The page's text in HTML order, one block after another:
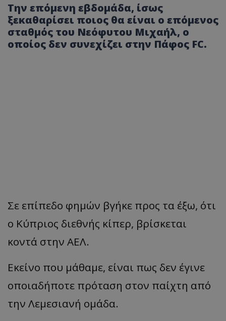
Την επόμενη εβδομάδα, ίσως
ξεκαθαρίσει ποιος θα είναι ο επόμενος
σταθμός του Νεόφυτου Μιχαήλ, ο
οποίος δεν συνεχίζει στην Πάφος FC.
Σε επίπεδο φημών βγήκε προς τα έξω, ότι
ο Κύπριος διεθνής κίπερ, βρίσκεται
κοντά στην ΑΕΛ.
Εκείνο που μάθαμε, είναι πως δεν έγινε
οποιαδήποτε πρόταση στον παίχτη από
την Λεμεσιανή ομάδα.